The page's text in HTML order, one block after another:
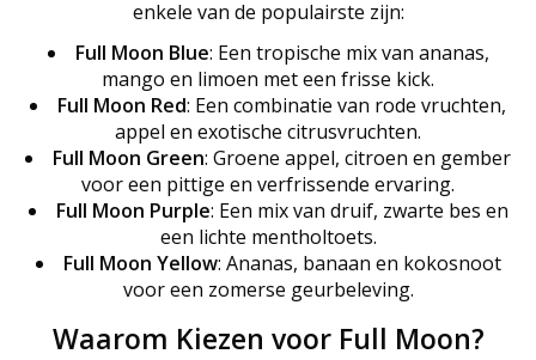
enkele van de populairste zijn:
Full Moon Blue: Een tropische mix van ananas,
mango en limoen met een frisse kick.
Full Moon Red: Een combinatie van rode vruchten,
appel en exotische citrusvruchten.
Full Moon Green: Groene appel, citroen en gember
voor een pittige en verfrissende ervaring.
Full Moon Purple: Een mix van druif, zwarte bes en
een lichte mentholtoets.
Full Moon Yellow: Ananas, banaan en kokosnoot
voor een zomerse geurbeleving.
Waarom Kiezen voor Full Moon?